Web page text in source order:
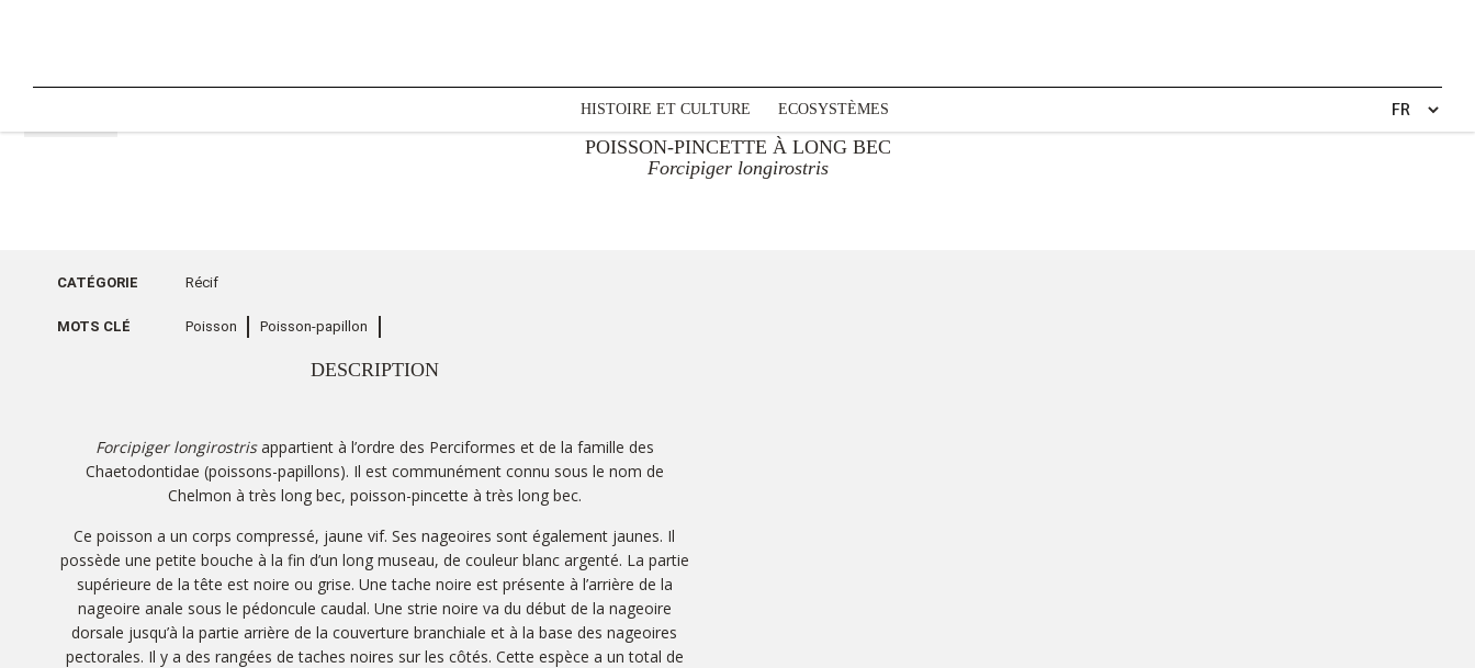
HISTOIRE ET CULTURE ECOSYSTÈMES
POISSON-PINCETTE À LONG BEC
Forcipiger longirostris
CATÉGORIE Récif
MOTS CLÉ Poisson Poisson-papillon
DESCRIPTION
Forcipiger longirostrisappartient à l’ordre des Perciformes et de la famille des
Chaetodontidae (poissons-papillons). Il est communément connu sous le nom de
Chelmon à très long bec, poisson-pincette à très long bec.
Ce poisson a un corps compressé, jaune vif. Ses nageoires sont également jaunes. Il
possède une petite bouche à la fin d’un long museau, de couleur blanc argenté. La partie
supérieure de la tête est noire ou grise. Une tache noire est présente à l’arrière de la
nageoire anale sous le pédoncule caudal. Une strie noire va du début de la nageoire
dorsale jusqu’à la partie arrière de la couverture branchiale et à la base des nageoires
pectorales. Il y a des rangées de taches noires sur les côtés. Cette espèce a un total de